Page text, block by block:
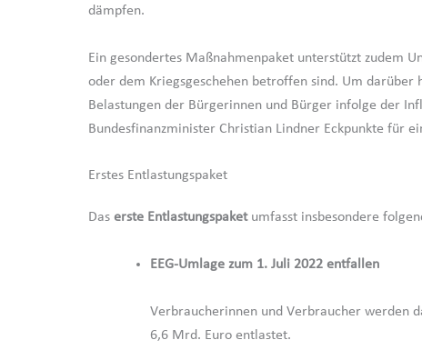
dämpfen.
Ein gesondertes Maßnahmenpaket unterstützt zudem
oder dem Kriegsgeschehen betroffen sind. Um darüber
Belastungen der Bürgerinnen und Bürger infolge der
Bundesfinanzminister Christian Lindner Eckpunkte für
Erstes Entlastungspaket
Das erste Entlastungspaketumfasst insbesondere
EEG-Umlage zum 1. Juli 2022 entfallen
Verbraucherinnen und Verbraucher werden
6,6 Mrd. Euro entlastet.